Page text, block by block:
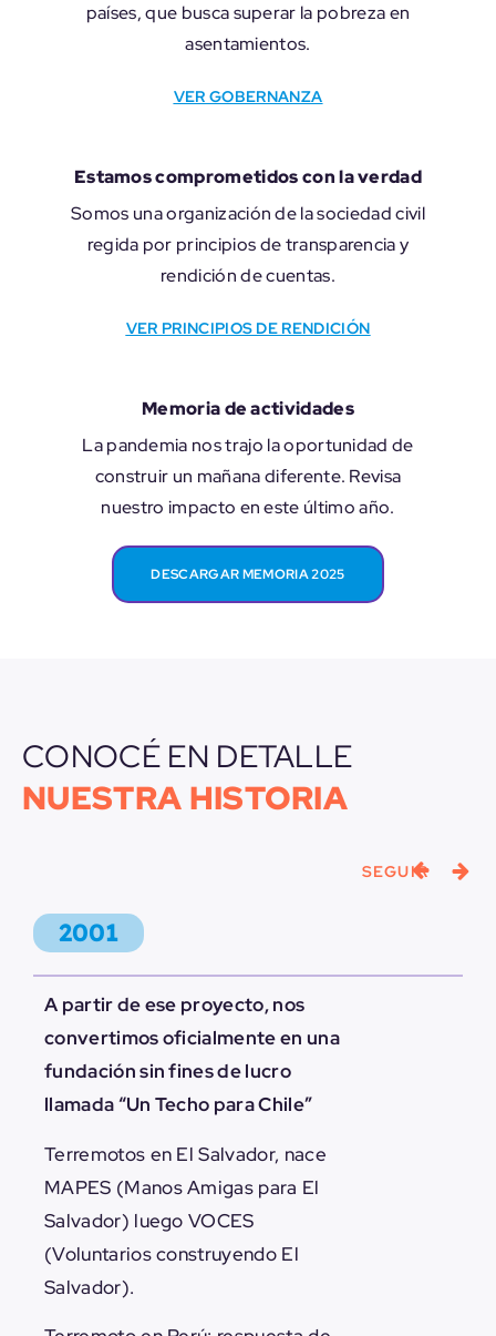
países, que busca superar la pobreza en
asentamientos.
VER GOBERNANZA
Estamos comprometidos con la verdad
Somos una organización de la sociedad civil
regida por principios de transparencia y
rendición de cuentas.
VER PRINCIPIOS DE RENDICIÓN
Memoria de actividades
La pandemia nos trajo la oportunidad de
construir un mañana diferente. Revisa
nuestro impacto en este último año.
DESCARGAR MEMORIA 2025
CONOCÉ EN DETALLE
NUESTRA HISTORIA
SEGUIR
2001
A partir de ese proyecto, nos
convertimos oficialmente en una
fundación sin fines de lucro
llamada “Un Techo para Chile”
Terremotos en El Salvador, nace
MAPES (Manos Amigas para El
Salvador) luego VOCES
(Voluntarios construyendo El
Salvador).